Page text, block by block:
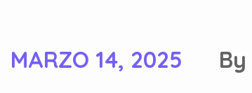
MARZO 14, 2025 By